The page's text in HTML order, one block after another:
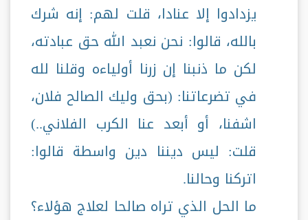
يزدادوا إلا عنادا، قلت لهم: إنه شرك
بالله، قالوا: نحن نعبد الله حق عبادته،
لكن ما ذنبنا إن زرنا أولياءه وقلنا لله
في تضرعاتنا: (بحق وليك الصالح فلان،
اشفنا، أو أبعد عنا الكرب الفلاني..)
قلت: ليس ديننا دين واسطة قالوا:
اتركنا وحالنا.
ما الحل الذي تراه صالحا لعلاج هؤلاء؟